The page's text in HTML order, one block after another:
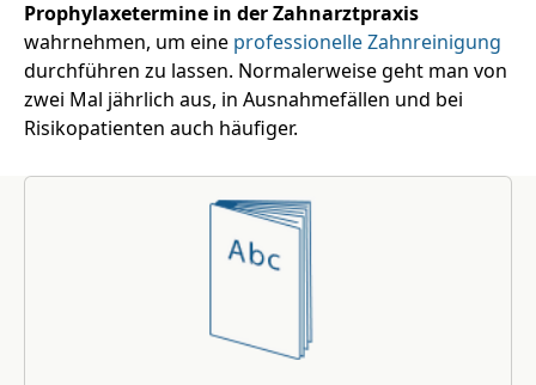
Prophylaxetermine in der Zahnarztpraxis
wahrnehmen, um eine professionelle Zahnreinigung
durchführen zu lassen. Normalerweise geht man von
zwei Mal jährlich aus, in Ausnahmefällen und bei
Risikopatienten auch häufiger.